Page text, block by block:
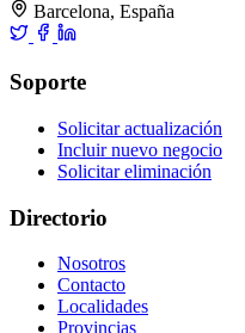
Barcelona, España
Soporte
Solicitar actualización
Incluir nuevo negocio
Solicitar eliminación
Directorio
Nosotros
Contacto
Localidades
Provincias